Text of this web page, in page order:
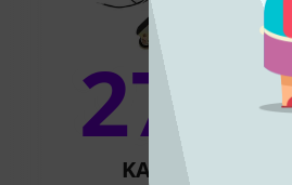
27%
KAUFTEN